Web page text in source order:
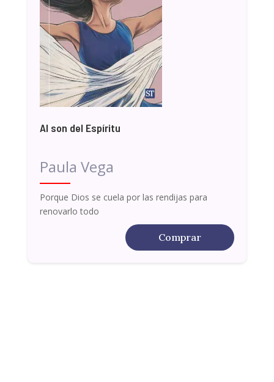
Al son del Espíritu
Paula Vega
Porque Dios se cuela por las rendijas para
renovarlo todo
Comprar